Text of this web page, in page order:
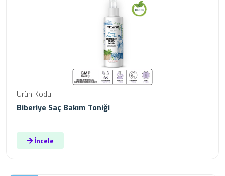
Ürün Kodu :
Biberiye Saç Bakım Toniği
İncele